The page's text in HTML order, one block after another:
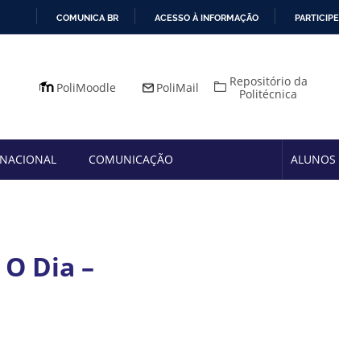
O
COMUNICA BR ACESSO À INFORMAÇÃO PARTICIPE
PoliMoodle PoliMail
Repositório da
Politécnica
COMUNICAÇÃO ALUNOS
Dia –